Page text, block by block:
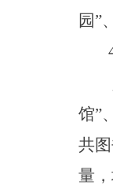
园”
馆”、
共
量